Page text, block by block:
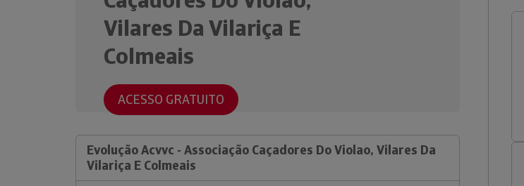
Vilares Da Vilariça E
Colmeais
ACESSO GRATUITO
Evolução Acvvc - Associação Caçadores Do Violao, Vilares Da
Vilariça E Colmeais